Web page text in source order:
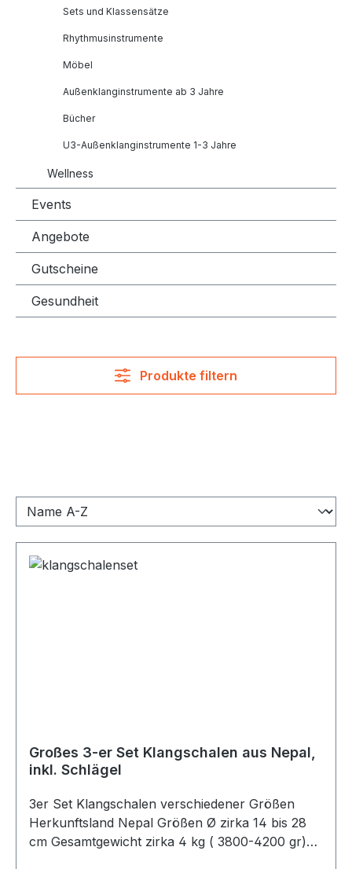
Sets und Klassensätze
Rhythmusinstrumente
Möbel
Außenklanginstrumente ab 3 Jahre
Bücher
U3-Außenklanginstrumente 1-3 Jahre
Wellness
Events
Angebote
Gutscheine
Gesundheit
Produkte filtern
Großes 3-er Set Klangschalen aus Nepal,
inkl. Schlägel
3er Set Klangschalen verschiedener Größen
Herkunftsland Nepal Größen Ø zirka 14 bis 28
cm Gesamtgewicht zirka 4 kg ( 3800-4200 gr)